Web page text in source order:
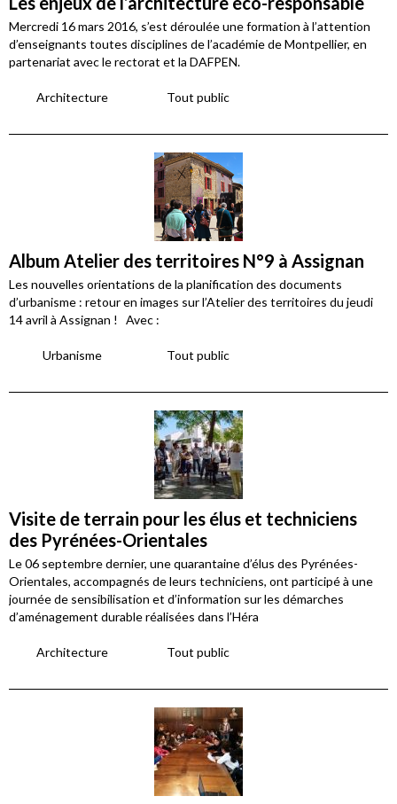
Mercredi 16 mars 2016, s’est déroulée une formation à l’attention
d’enseignants toutes disciplines de l’académie de Montpellier, en
partenariat avec le rectorat et la DAFPEN.
Architecture Tout public
Album Atelier des territoires N°9 à Assignan
Les nouvelles orientations de la planification des documents
d’urbanisme : retour en images sur l’Atelier des territoires du jeudi
14 avril à Assignan ! Avec :
Urbanisme Tout public
Visite de terrain pour les élus et techniciens
des Pyrénées-Orientales
Le 06 septembre dernier, une quarantaine d’élus des Pyrénées-
Orientales, accompagnés de leurs techniciens, ont participé à une
journée de sensibilisation et d’information sur les démarches
d’aménagement durable réalisées dans l’Héra
Architecture Tout public